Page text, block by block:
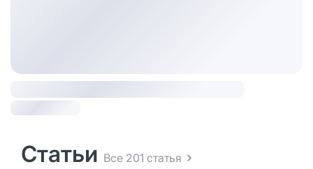
Статьи Все 201 статья